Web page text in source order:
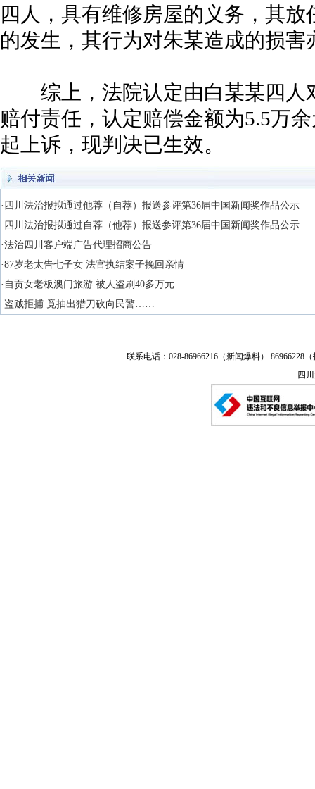
四人，具有维修房屋的义务，其
的发生，其行为对朱某造成的损害
综上，法院认定由白某某四人
赔付责任，认定赔偿金额为5.5万
起上诉，现判决已生效。
·四川法治报拟通过他荐（自荐）报送参评第36届中国新闻奖作品公示
·四川法治报拟通过自荐（他荐）报送参评第36届中国新闻奖作品公示
·法治四川客户端广告代理招商公告
·87岁老太告七子女 法官执结案子挽回亲情
·自贡女老板澳门旅游 被人盗刷40多万元
·盗贼拒捕 竟抽出猎刀砍向民警……
联系电话：028-86966216（新闻爆料） 86966228
四